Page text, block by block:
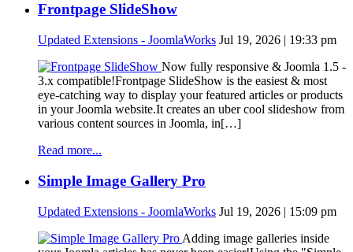
Frontpage SlideShow
Updated Extensions - JoomlaWorks Jul 19, 2026 | 19:33 pm
Now fully responsive & Joomla 1.5 -
3.x compatible!Frontpage SlideShow is the easiest & most
eye-catching way to display your featured articles or products
in your Joomla website.It creates an uber cool slideshow from
various content sources in Joomla, in[…]
Read more...
Simple Image Gallery Pro
Updated Extensions - JoomlaWorks Jul 19, 2026 | 15:09 pm
Adding image galleries inside